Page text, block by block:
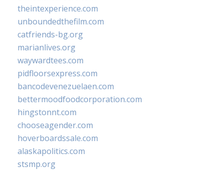
theintexperience.com
unboundedthefilm.com
catfriends-bg.org
marianlives.org
waywardtees.com
pidfloorsexpress.com
bancodevenezuelaen.com
bettermoodfoodcorporation.com
hingstonnt.com
chooseagender.com
hoverboardssale.com
alaskapolitics.com
stsmp.org